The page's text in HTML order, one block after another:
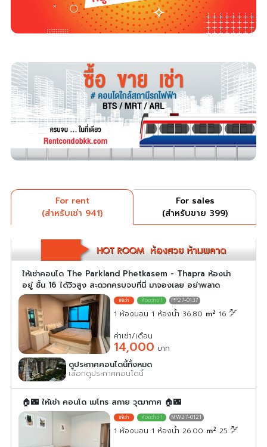
For rent
(สำหรับเช่า 941)
For sales
(สำหรับขาย 399)
ให้เช่าคอนโด The Parkland Phetkasem - Thapra ห้องน่า
อยู่ ชั้น 16 ได้วิวสูง สะดวกครบจบที่นี่ มาจองเลย อย่าพลาด
PP27-0137
1 ห้องนอน 1 ห้องน้ำ 36.80 m2 16
ค่าเช่า/เดือน
14,000 บาท
ดูประกาศคอนโดนี้ทั้งหมด
เลือกดูประกาศคอนโดนี้
🏠🌃 ให้เช่า คอนโด เมโทร สกาย วุฒากาศ 🏠🌃
MW27-0121
1 ห้องนอน 1 ห้องน้ำ 26.00 m2 25